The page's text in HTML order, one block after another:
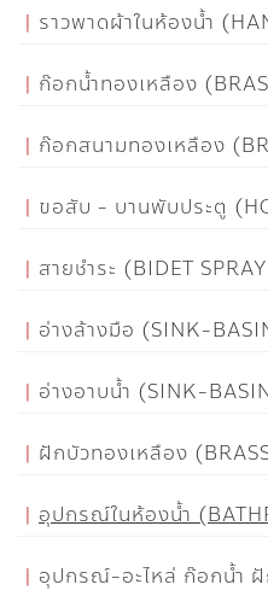
ราวพาดผ้าในห้องน้ำ
ก๊อกน้ำทองเหลือง
ก๊อกสนามทองเหลือง
ขอสับ - บานพับประตู
สายชำระ (BIDET
อ่างล้างมือ (SINK-
อ่างอาบน้ำ (SINK-
ฝักบัวทองเหลือง
อุปกรณ์ในห้องน้ำ
อุปกรณ์-อะไหล่ ก๊อกน้ำ